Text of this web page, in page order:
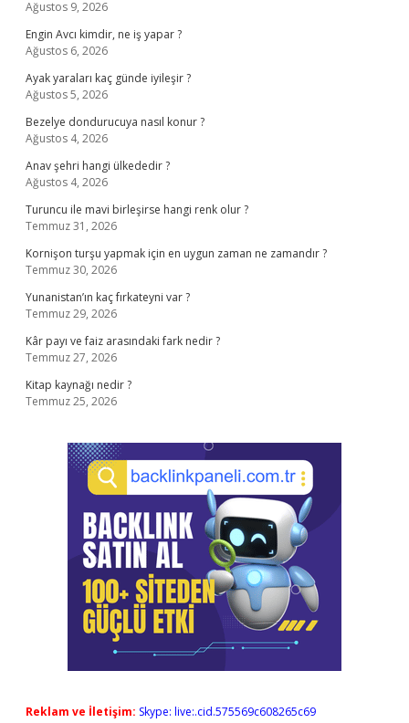
Ağustos 9, 2026
Engin Avcı kimdir, ne iş yapar ?
Ağustos 6, 2026
Ayak yaraları kaç günde iyileşir ?
Ağustos 5, 2026
Bezelye dondurucuya nasıl konur ?
Ağustos 4, 2026
Anav şehri hangi ülkededir ?
Ağustos 4, 2026
Turuncu ile mavi birleşirse hangi renk olur ?
Temmuz 31, 2026
Kornişon turşu yapmak için en uygun zaman ne zamandır ?
Temmuz 30, 2026
Yunanistan’ın kaç fırkateyni var ?
Temmuz 29, 2026
Kâr payı ve faiz arasındaki fark nedir ?
Temmuz 27, 2026
Kitap kaynağı nedir ?
Temmuz 25, 2026
Reklam ve İletişim: Skype: live:.cid.575569c608265c69